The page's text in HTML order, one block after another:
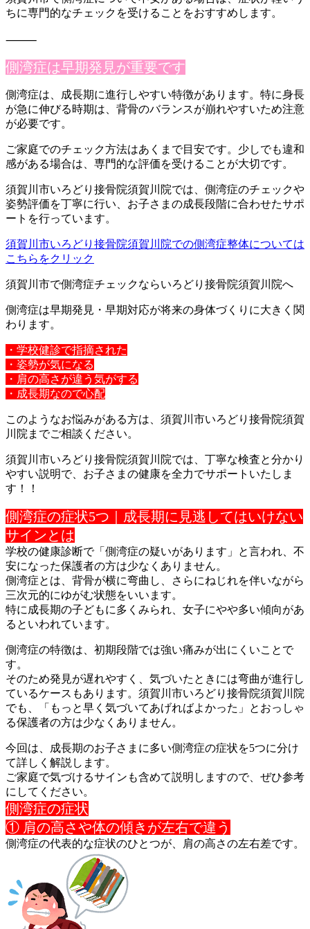
ちに専門的なチェックを受けることをおすすめします。
⸻
側湾症は早期発見が重要です
側湾症は、成長期に進行しやすい特徴があります。特に身長
が急に伸びる時期は、背骨のバランスが崩れやすいため注意
が必要です。
ご家庭でのチェック方法はあくまで目安です。少しでも違和
感がある場合は、専門的な評価を受けることが大切です。
須賀川市いろどり接骨院須賀川院では、側湾症のチェックや
姿勢評価を丁寧に行い、お子さまの成長段階に合わせたサポ
ートを行っています。
須賀川市いろどり接骨院須賀川院での側湾症整体については
こちらをクリック
須賀川市で側湾症チェックならいろどり接骨院須賀川院へ
側湾症は早期発見・早期対応が将来の身体づくりに大きく関
わりま す。
・学校健診で指摘された
・姿勢が気になる
・肩の高さが違う気がする
・成長期なので心配
このようなお悩みがある方は、須賀川市いろどり接骨院須賀
川院ま でご相談ください。
須賀川市いろどり接骨院須賀川院では、丁寧な検査と分かり
やすい説明で、お子さまの健康を全力でサポートいたしま
す！！
側湾症の症状5つ｜成長期に見逃してはいけない
サインとは
学校の健康診断で「側湾症の疑いがあります」と言われ、不
安になった保護者の方は少なくありません。
側湾症とは、背骨が横に弯曲し、さらにねじれを伴いながら
三次元的にゆがむ状態をいいます。
特に成長期の子どもに多くみられ、女子にやや多い傾向があ
るといわれています。
側湾症の特徴は、初期段階では強い痛みが出にくいことで
す。
そのため発見が遅れやすく、気づいたときには弯曲が進行し
ているケースもあります。須賀川市いろどり接骨院須賀川院
でも、「もっ と早く気づいてあげればよかった」とおっしゃ
る保護者の方は少な くありません。
今回は、成長期のお子さまに多い側湾症の症状を5つに分け
て詳し く解説します。
ご家庭で気づけるサインも含めて説明しますので、ぜひ参考
にして ください。
側湾症の症状
① 肩の高さや体の傾きが左右で違う
側湾症の代表的な症状のひとつが、肩の高さの左右差です。